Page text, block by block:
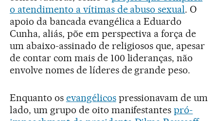
o atendimento a vítimas de abuso sexual. O
apoio da bancada evangélica a Eduardo
Cunha, aliás, põe em perspectiva a força de
um abaixo-assinado de religiosos que, apesar
de contar com mais de 100 lideranças, não
envolve nomes de líderes de grande peso.
Enquanto os evangélicospressionavam de um
lado, um grupo de oito manifestantespró-